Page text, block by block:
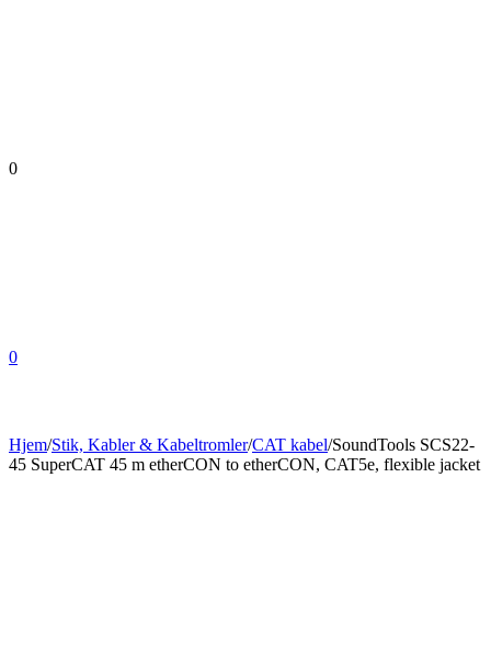
0
0
Hjem/Stik, Kabler & Kabeltromler/CAT kabel/SoundTools SCS22-
45 SuperCAT 45 m etherCON to etherCON, CAT5e, flexible jacket